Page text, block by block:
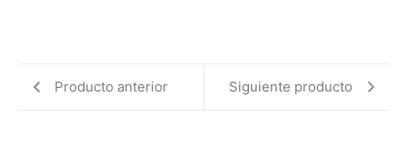
Producto anterior Siguiente producto